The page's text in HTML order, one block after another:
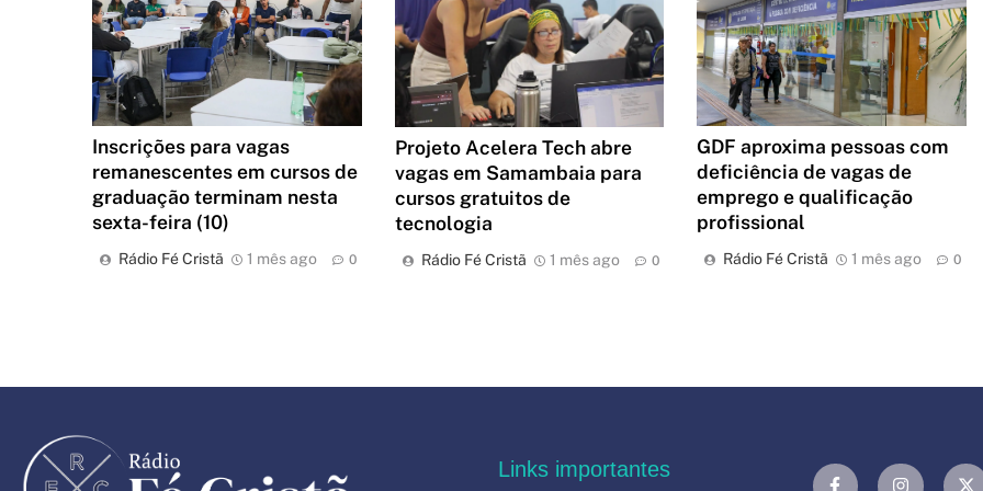
Inscrições para vagas
remanescentes em cursos de
graduação terminam nesta
sexta-feira (10)
Rádio Fé Cristã 1 mês ago 0
Projeto Acelera Tech abre
vagas em Samambaia para
cursos gratuitos de
tecnologia
Rádio Fé Cristã 1 mês ago 0
GDF aproxima pessoas com
deficiência de vagas de
emprego e qualificação
profissional
Rádio Fé Cristã 1 mês ago 0
Links importantes